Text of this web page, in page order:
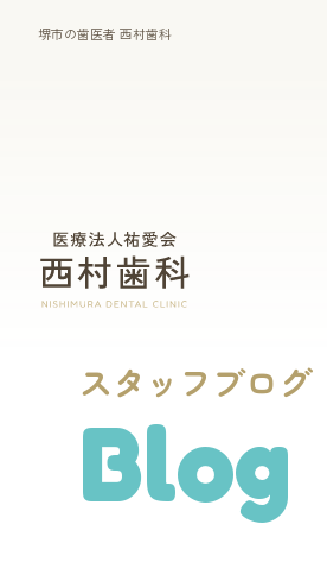
堺市の歯医者 西村歯科
歯周病治療
スタッフブログ
Blog